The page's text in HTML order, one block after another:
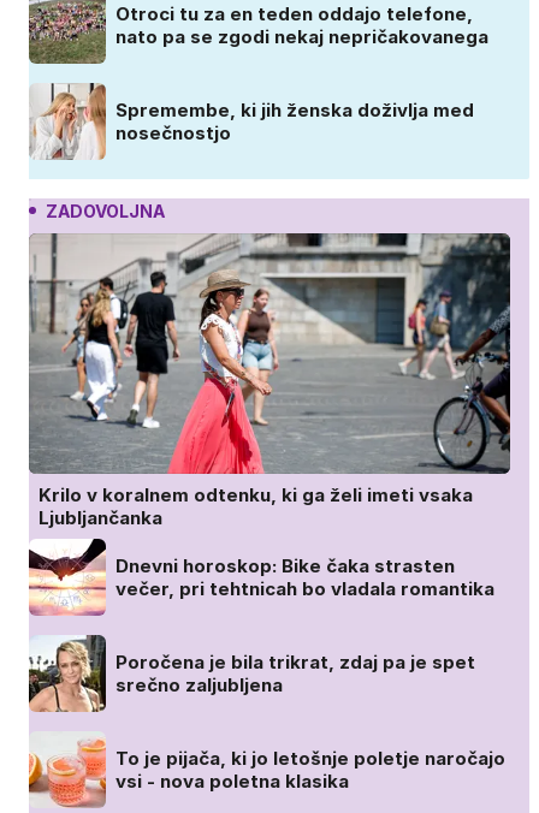
Otroci tu za en teden oddajo telefone,
nato pa se zgodi nekaj nepričakovanega
Spremembe, ki jih ženska doživlja med
nosečnostjo
ZADOVOLJNA
Krilo v koralnem odtenku, ki ga želi imeti vsaka
Ljubljančanka
Dnevni horoskop: Bike čaka strasten
večer, pri tehtnicah bo vladala romantika
Poročena je bila trikrat, zdaj pa je spet
srečno zaljubljena
To je pijača, ki jo letošnje poletje naročajo
vsi - nova poletna klasika